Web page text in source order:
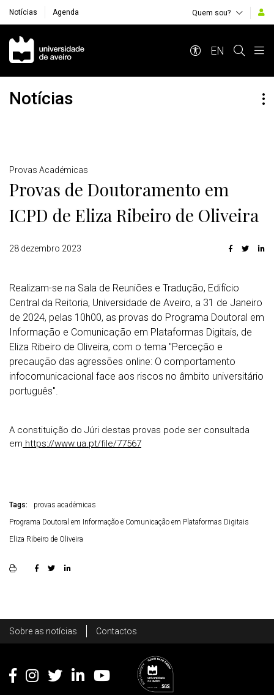
Notícias Agenda Quem sou?
Navegação Principal
EN
Notícias
Detalhes
Provas Académicas
Provas de Doutoramento em
ICPD de Eliza Ribeiro de Oliveira
28 dezembro 2023
Realizam-se na Sala de Reuniões e Tradução, Edifício
Central da Reitoria, Universidade de Aveiro, a 31 de Janeiro
de 2024, pelas 10h00, as provas do Programa Doutoral em
Informação e Comunicação em Plataformas Digitais, de
Eliza Ribeiro de Oliveira, com o tema "Perceção e
precaução das agressões online: O comportamento
infocomunicacional face aos riscos no âmbito universitário
português".
A constituição do Júri destas provas pode ser consultada
em https://www.ua.pt/file/77567
Tags:
provas académicas
Programa Doutoral em Informação e Comunicação em Plataformas Digitais
Eliza Ribeiro de Oliveira
Footer
Sobre as notícias Contactos